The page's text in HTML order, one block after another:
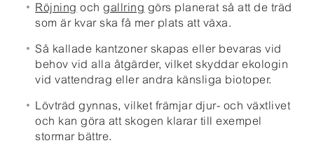
Röjning och gallring görs planerat så att de träd
som är kvar ska få mer plats att växa.
Så kallade kantzoner skapas eller bevaras vid
behov vid alla åtgärder, vilket skyddar ekologin
vid vattendrag eller andra känsliga biotoper.
Lövträd gynnas, vilket främjar djur- och växtlivet
och kan göra att skogen klarar till exempel
stormar bättre.